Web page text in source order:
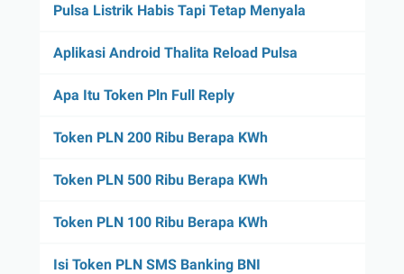
Pulsa Listrik Habis Tapi Tetap Menyala
Aplikasi Android Thalita Reload Pulsa
Apa Itu Token Pln Full Reply
Token PLN 200 Ribu Berapa KWh
Token PLN 500 Ribu Berapa KWh
Token PLN 100 Ribu Berapa KWh
Isi Token PLN SMS Banking BNI